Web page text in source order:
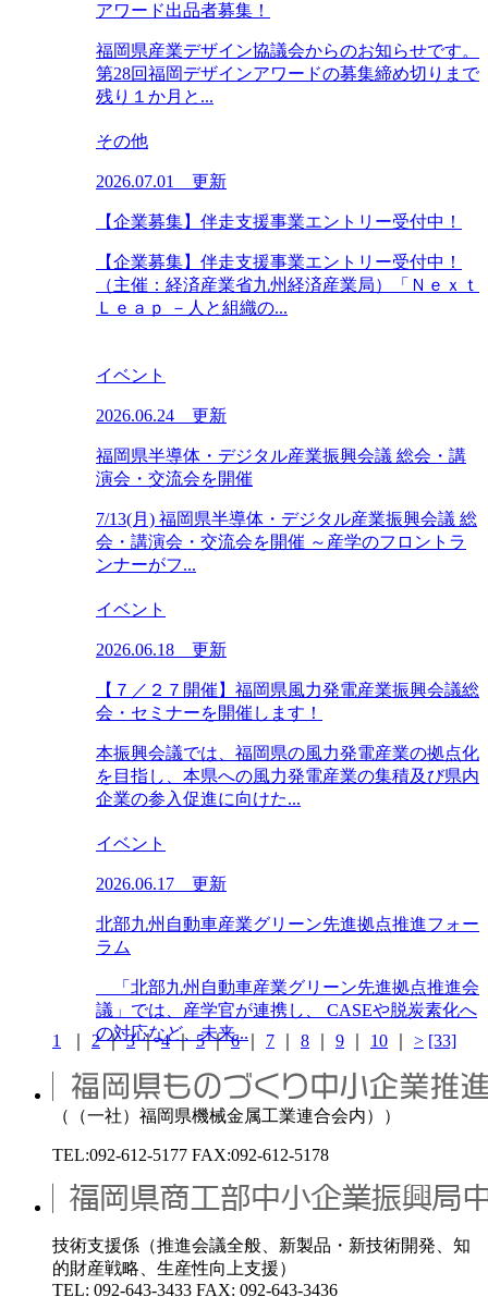
アワード出品者募集！
福岡県産業デザイン協議会からのお知らせです。
第28回福岡デザインアワードの募集締め切りまで
残り１か月と...
その他
2026.07.01 更新
【企業募集】伴走支援事業エントリー受付中！
【企業募集】伴走支援事業エントリー受付中！
（主催：経済産業省九州経済産業局）「Ｎｅｘｔ
Ｌｅａｐ －人と組織の...
イベント
2026.06.24 更新
福岡県半導体・デジタル産業振興会議 総会・講
演会・交流会を開催
7/13(月) 福岡県半導体・デジタル産業振興会議 総
会・講演会・交流会を開催 ～産学のフロントラ
ンナーがフ...
イベント
2026.06.18 更新
【７／２７開催】福岡県風力発電産業振興会議総
会・セミナーを開催します！
本振興会議では、福岡県の風力発電産業の拠点化
を目指し、本県への風力発電産業の集積及び県内
企業の参入促進に向けた...
イベント
2026.06.17 更新
北部九州自動車産業グリーン先進拠点推進フォー
ラム
「北部九州自動車産業グリーン先進拠点推進会
議」では、産学官が連携し、 CASEや脱炭素化へ
の対応など、未来...
1 2｜3｜4｜5｜6｜ 7 8 9 10 > [33]
（（一社）福岡県機械金属工業連合会内））
TEL:092-612-5177 FAX:092-612-5178
技術支援係（推進会議全般、新製品・新技術開発、知
的財産戦略、生産性向上支援）
TEL: 092-643-3433 FAX: 092-643-3436